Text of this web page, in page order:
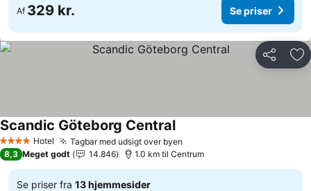
Af 329 kr. Se priser
Del
4 StjernerHotel Tagbar med udsigt over byen
Scandic Göteborg CentralSe priser
8,3 Meget godt 14.846 1.0 km til Centrum
Se priser fra 13 hjemmesider